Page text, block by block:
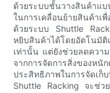
ด้วยระบบชั้นวางสินค้าแบ
ในการเคลื่อนย้ายสินค้า
ด้วยระบบ Shuttle
หยิบสินค้าได้โดยอัตโนมั
เท่านั้น แต่ยังช่วยลดควา
จากการจัดการสิ่งของห
ประสิทธิภาพในการจัดเก็
Shuttle Racking จะช่ว